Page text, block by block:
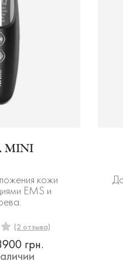
MINI
кожи
EMS и
(2 отзыва)
грн.